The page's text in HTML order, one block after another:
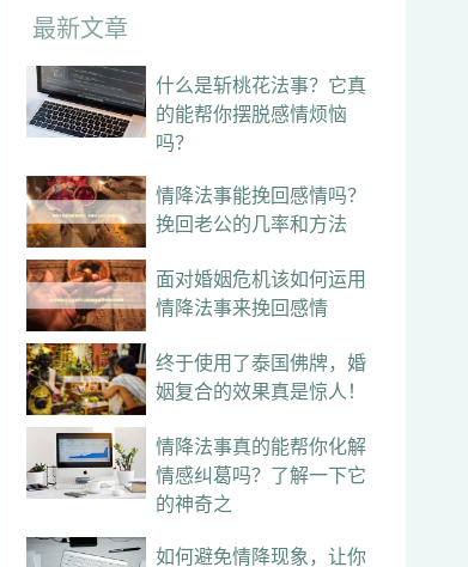
最新文章
什么是斩桃花法事？它真
的能帮你摆脱感情烦恼
吗？
情降法事能挽回感情吗？
挽回老公的几率和方法
面对婚姻危机该如何运用
情降法事来挽回感情
终于使用了泰国佛牌，婚
姻复合的效果真是惊人！
情降法事真的能帮你化解
情感纠葛吗？了解一下它
的神奇之
如何避免情降现象，让你